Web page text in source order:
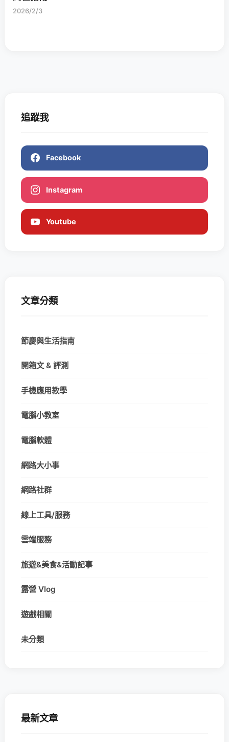
2026/2/3
追蹤我
Facebook
Instagram
Youtube
文章分類
節慶與生活指南
開箱文 & 評測
手機應用教學
電腦小教室
電腦軟體
網路大小事
網路社群
線上工具/服務
雲端服務
旅遊&美食&活動記事
露營 Vlog
遊戲相關
未分類
最新文章